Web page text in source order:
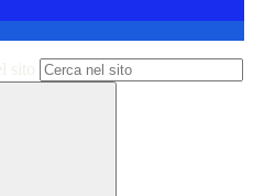
sito